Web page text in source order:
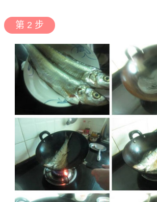
第 2 步